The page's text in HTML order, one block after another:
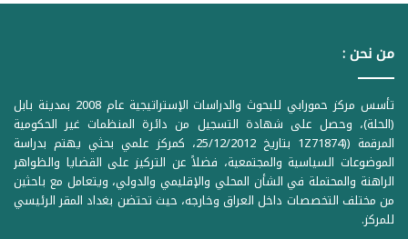
من نحن :
تأسس مركز حمورابي للبحوث والدراسات الإستراتيجية عام 2008 بمدينة بابل
(الحلة)، وحصل على شهادة التسجيل من دائرة المنظمات غير الحكومية
المرقمة ((1Z71874 بتاريخ 25/12/2012، كمركز علمي بحثي يهتم بدراسة
الموضوعات السياسية والمجتمعية، فضلاً عن التركيز على القضايا والظواهر
الراهنة والمحتملة في الشأن المحلي والإقليمي والدولي، ويتعامل مع باحثين
من مختلف التخصصات داخل العراق وخارجه، حيث تحتضن بغداد المقر الرئيسي
للمركز.